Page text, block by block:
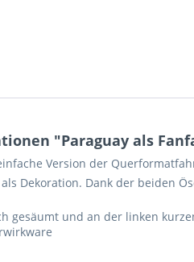
"Paraguay als
Version der
Dekoration. Dank der beiden
gesäumt und an der linken